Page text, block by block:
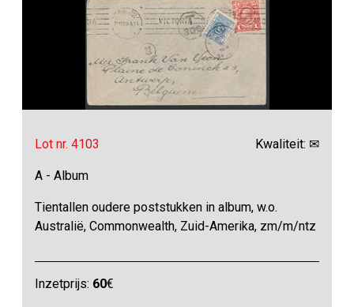
Lot nr. 4103 Kwaliteit: ✉
A - Album
Tientallen oudere poststukken in album, w.o.
Australië, Commonwealth, Zuid-Amerika, zm/m/ntz
Inzetprijs: 60€